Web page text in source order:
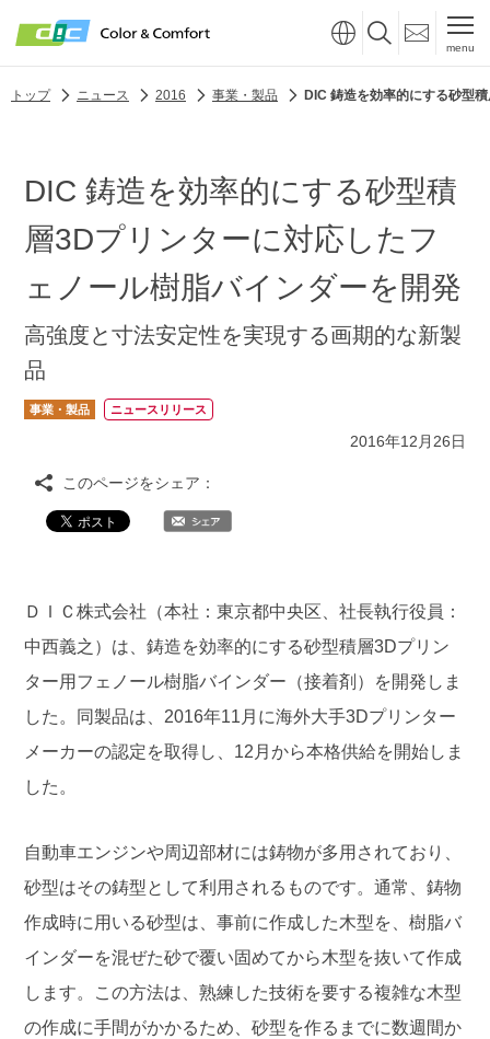
menu
トップ ニュース 2016 事業・製品 DIC 鋳造を効率的にする砂型
DIC 鋳造を効率的にする砂型積
層3Dプリンターに対応したフ
ェノール樹脂バインダーを開発
高強度と寸法安定性を実現する画期的な新製
品
事業・製品 ニュースリリース
2016年12月26日
このページをシェア：
ＤＩＣ株式会社（本社：東京都中央区、社長執行役員：
中西義之）は、鋳造を効率的にする砂型積層3Dプリン
ター用フェノール樹脂バインダー（接着剤）を開発しま
した。同製品は、2016年11月に海外大手3Dプリンター
メーカーの認定を取得し、12月から本格供給を開始しま
した。
自動車エンジンや周辺部材には鋳物が多用されており、
砂型はその鋳型として利用されるものです。通常、鋳物
作成時に用いる砂型は、事前に作成した木型を、樹脂バ
インダーを混ぜた砂で覆い固めてから木型を抜いて作成
します。この方法は、熟練した技術を要する複雑な木型
の作成に手間がかかるため、砂型を作るまでに数週間か